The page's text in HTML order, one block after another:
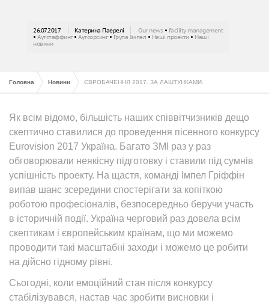
26.07.2017 Катерина Паерелі Our news• facility management
• Аутстаффинг• Аутсорсинг•Група Імпел • Наші проекти• Наші
новини
Головна Новини ЄВРОБАЧЕННЯ 2017. ЗА ЛАШТУНКАМИ.
Як всім відомо, більшість наших співвітчизників дещо
скептично ставилися до проведення пісенного конкурсу
Eurovision 2017 Україна. Багато ЗМІ раз у раз
обговорювали неякісну підготовку і ставили під сумнів
успішність проекту. На щастя, команді Імпел Гріффін
випав шанс зсередини спостерігати за копіткою
роботою професіоналів, безпосередньо беручи участь
в історичній події. Україна черговий раз довела всім
скептикам і європейським країнам, що ми можемо
проводити такі масштабні заходи і можемо це робити
на дійсно гідному рівні.
Сьогодні, коли емоційний стан після конкурсу
стабілізувався, настав час зробити висновки і